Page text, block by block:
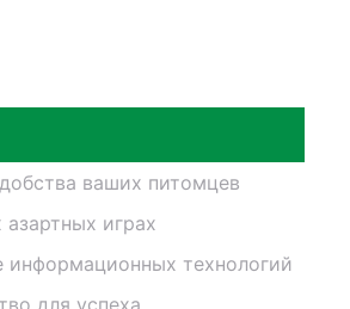
ваших питомцев
играх
информационных технологий